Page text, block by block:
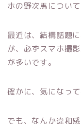
ホの野次馬について
最近は、結構話題
が、必ずスマホ撮
が多いです。
確かに、気になっ
でも、なんか違和